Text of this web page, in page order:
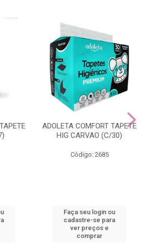
ADOLETA COMFORT TAPETE
HIG CARVAO (C/30)
Código: 2685
Faça seu login ou
cadastre-se para
ver preços e
comprar